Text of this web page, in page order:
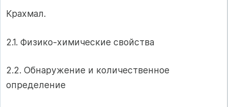
Крахмал.
2.1. Физико-химические свойства
2.2. Обнаружение и количественное
определение